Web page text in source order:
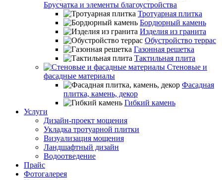
Брусчатка и элементы благоустройства
Тротуарная плитка
Бордюрный камень
Изделия из гранита
Обустройство террас
Газонная решетка
Тактильная плита
Стеновые и
фасадные материалы
Фасадная
плитка, камень, декор
Гибкий камень
Услуги
Дизайн-проект мощения
Укладка тротуарной плитки
Визуализация мощения
Ландшафтный дизайн
Водоотведение
Прайс
Фотогалерея